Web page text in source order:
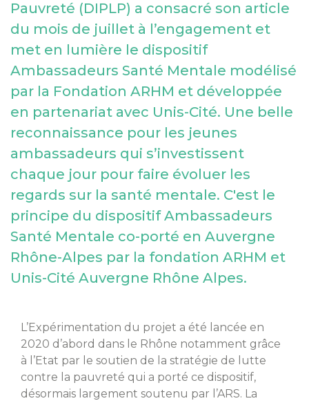
Pauvreté (DIPLP) a consacré son article
du mois de juillet à l’engagement et
met en lumière le dispositif
Ambassadeurs Santé Mentale modélisé
par la Fondation ARHM et développée
en partenariat avec Unis-Cité. Une belle
reconnaissance pour les jeunes
ambassadeurs qui s’investissent
chaque jour pour faire évoluer les
regards sur la santé mentale. C'est le
principe du dispositif Ambassadeurs
Santé Mentale co-porté en Auvergne
Rhône-Alpes par la fondation ARHM et
Unis-Cité Auvergne Rhône Alpes.
L’Expérimentation du projet a été lancée en
2020 d’abord dans le Rhône notamment grâce
à l’Etat par le soutien de la stratégie de lutte
contre la pauvreté qui a porté ce dispositif,
désormais largement soutenu par l’ARS. La
Violences numériques
3018
Une écoute, des conseils et une intervention
violences numériques. De 9h00 à 20h00,
Numéro national suicide
3114
Le 3114, c'est le numéro national de prévention
du suicide.
Des professionnels vous répondent
gratuitement 24h/24 et 7j/7, anonyme.